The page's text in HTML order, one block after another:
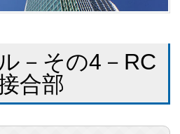
－その4－RC
合部